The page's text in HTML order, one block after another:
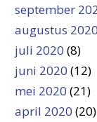
september
augustus 2020
juli 2020 (8)
juni 2020 (12)
mei 2020 (21)
april 2020 (20)